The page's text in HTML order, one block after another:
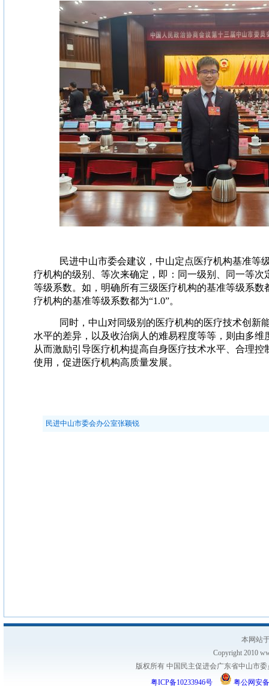
民进中山市委会建议，中山定点医疗机构基准等
疗机构的级别、等次来确定，即：同一级别、同一等次
等级系数。如，明确所有三级医疗机构的基准等级系数
疗机构的基准等级系数都为“1.0”。
同时，中山对同级别的医疗机构的医疗技术创新
水平的差异，以及收治病人的难易程度等等，则由多维
从而激励引导医疗机构提高自身医疗技术水平、合理控
使用，促进医疗机构高质量发展。
民进中山市委会办公室张颖锐
本网站
Copyright 2010
版权所有 中国民主促进会广东省中山市
粤ICP备10233946号
粤公网安